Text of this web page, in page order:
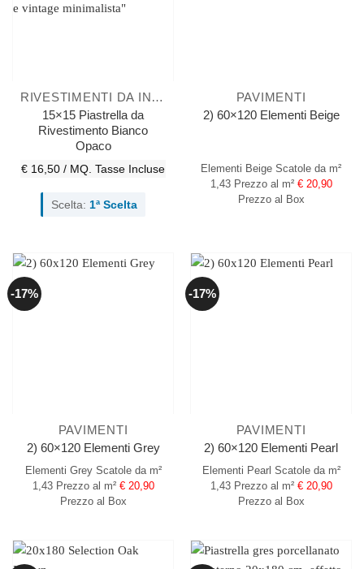
RIVESTIMENTI DA INTERNO
15×15 Piastrella da
Rivestimento Bianco
Opaco
€ 16,50 / MQ. Tasse Incluse
Scelta: 1ª Scelta
PAVIMENTI
2) 60×120 Elementi Beige
Elementi Beige Scatole da m²
1,43 Prezzo al m² € 20,90
Prezzo al Box
-17%
PAVIMENTI
2) 60×120 Elementi Grey
Elementi Grey Scatole da m²
1,43 Prezzo al m² € 20,90
Prezzo al Box
-17%
PAVIMENTI
2) 60×120 Elementi Pearl
Elementi Pearl Scatole da m²
1,43 Prezzo al m² € 20,90
Prezzo al Box